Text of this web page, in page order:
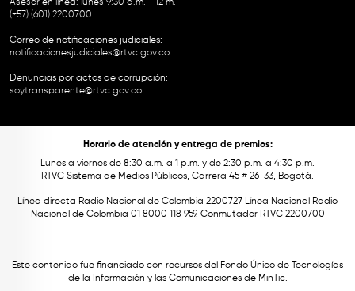
Asesor en línea: lunes 9:30 a.m. - 12 m.
(+57) (601) 2200700
Correo de notificaciones judiciales:
notificacionesjudiciales@rtvc.gov.co
Denuncias por actos de corrupción:
soytransparente@rtvc.gov.co
Horario de atención y entrega de premios:
Lunes a viernes de 8:30 a.m. a 1 p.m. y de 2:30 p.m. a 4:30 p.m.
RTVC Sistema de Medios Públicos, Carrera 45 # 26-33, Bogotá.
Línea directa Radio Nacional de Colombia 2200727 Línea Nacional Radio
Nacional de Colombia 01 8000 118 959. Conmutador RTVC 2200700
Este contenido fue financiado con recursos del Fondo Único de Tecnologías
de la Información y las Comunicaciones de MinTic.